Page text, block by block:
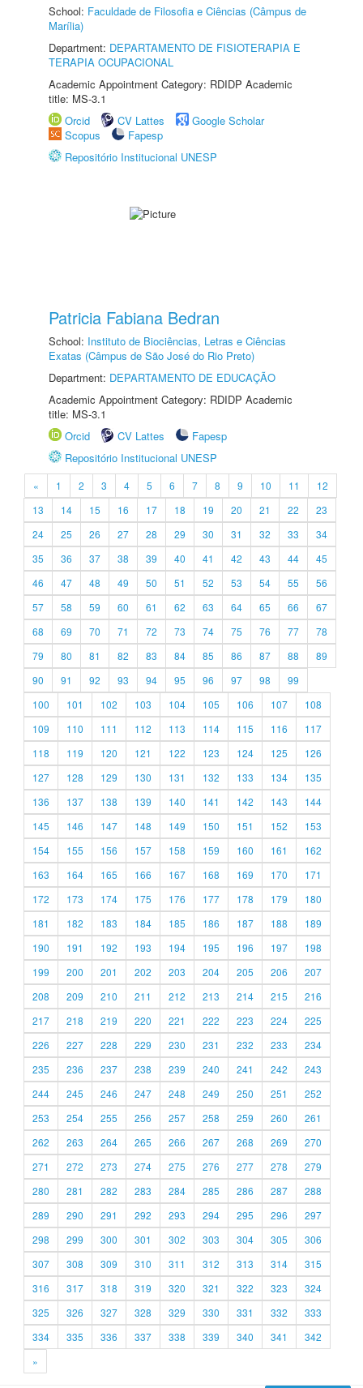
School: Faculdade de Filosofia e Ciências (Câmpus de
Marília)
Department: DEPARTAMENTO DE FISIOTERAPIA E
TERAPIA OCUPACIONAL
Academic Appointment Category: RDIDP Academic
title: MS-3.1
Orcid
CV Lattes
Google Scholar
Scopus
Fapesp
Repositório Institucional UNESP
Patricia Fabiana Bedran
School: Instituto de Biociências, Letras e Ciências
Exatas (Câmpus de São José do Rio Preto)
Department: DEPARTAMENTO DE EDUCAÇÃO
Academic Appointment Category: RDIDP Academic
title: MS-3.1
Orcid
CV Lattes
Fapesp
Repositório Institucional UNESP
« 1 2 3 4 5 6 7 8 9 10 11
12
13
14 15 16 17 18 19 20 21 22
23
24
25 26 27 28 29 30 31 32 33
34
35
36 37 38 39 40 41 42 43 44
45
46
47 48 49 50 51 52 53 54 55
56
57
58 59 60 61 62 63 64 65 66
67
68
69 70 71 72 73 74 75 76 77
78
79
80 81 82 83 84 85 86 87 88
89
90
91 92 93 94 95 96 97 98
99
100
101 102 103 104 105 106 107
108
109
110 111 112 113 114 115 116
117
118
119 120 121 122 123 124 125
126
127
128 129 130 131 132 133 134
135
136
137 138 139 140 141 142 143
144
145
146 147 148 149 150 151 152
153
154
155 156 157 158 159 160 161
162
163
164 165 166 167 168 169 170
171
172
173 174 175 176 177 178 179
180
181
182 183 184 185 186 187 188
189
190
191 192 193 194 195 196 197
198
199
200 201 202 203 204 205 206
207
208
209 210 211 212 213 214 215
216
217
218 219 220 221 222 223 224
225
226
227 228 229 230 231 232 233
234
235
236 237 238 239 240 241 242
243
244
245 246 247 248 249 250 251
252
253
254 255 256 257 258 259 260
261
262
263 264 265 266 267 268 269
270
271
272 273 274 275 276 277 278
279
280
281 282 283 284 285 286 287
288
289
290 291 292 293 294 295 296
297
298
299 300 301 302 303 304 305
306
307
308 309 310 311 312 313 314
315
316
317 318 319 320 321 322 323
324
325
326 327 328 329 330 331 332
333
334
335 336 337 338 339 340 341
342
»